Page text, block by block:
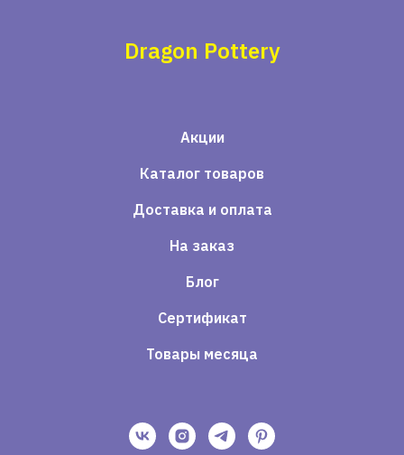
Dragon Pottery
Акции
Каталог товаров
Доставка и оплата
На заказ
Блог
Сертификат
Товары месяца